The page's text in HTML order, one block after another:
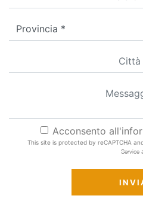
Acconsento
This site is protected by reCAPTCHA
Service